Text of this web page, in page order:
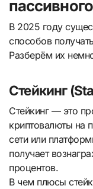
В 2025 году
способов
Разберём их
Стейкинг
Стейкинг — это
криптовалюты на
сети или
получает
процентов.
В чем плюсы